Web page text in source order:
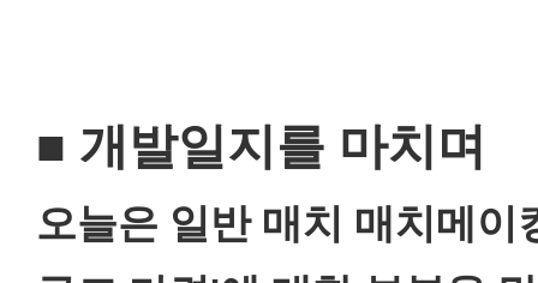
■ 개발일지를 마치며
오늘은 일반 매치 매치메